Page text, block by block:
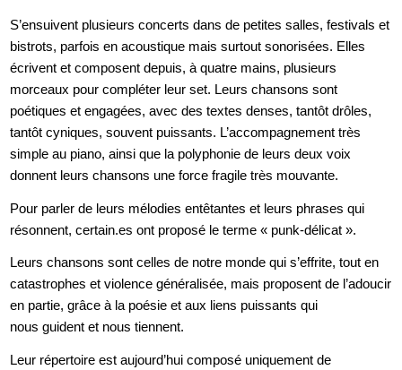
S’ensuivent plusieurs concerts dans de petites salles, festivals et
bistrots, parfois en acoustique mais surtout sonorisées. Elles
écrivent et composent depuis, à quatre mains, plusieurs
morceaux pour compléter leur set. Leurs chansons sont
poétiques et engagées, avec des textes denses, tantôt drôles,
tantôt cyniques, souvent puissants. L’accompagnement très
simple au piano, ainsi que la polyphonie de leurs deux voix
donnent leurs chansons une force fragile très mouvante.
Pour parler de leurs mélodies entêtantes et leurs phrases qui
résonnent, certain.es ont proposé le terme « punk-délicat ».
Leurs chansons sont celles de notre monde qui s’effrite, tout en
catastrophes et violence généralisée, mais proposent de l’adoucir
en partie, grâce à la poésie et aux liens puissants qui
nous guident et nous tiennent.
Leur répertoire est aujourd’hui composé uniquement de